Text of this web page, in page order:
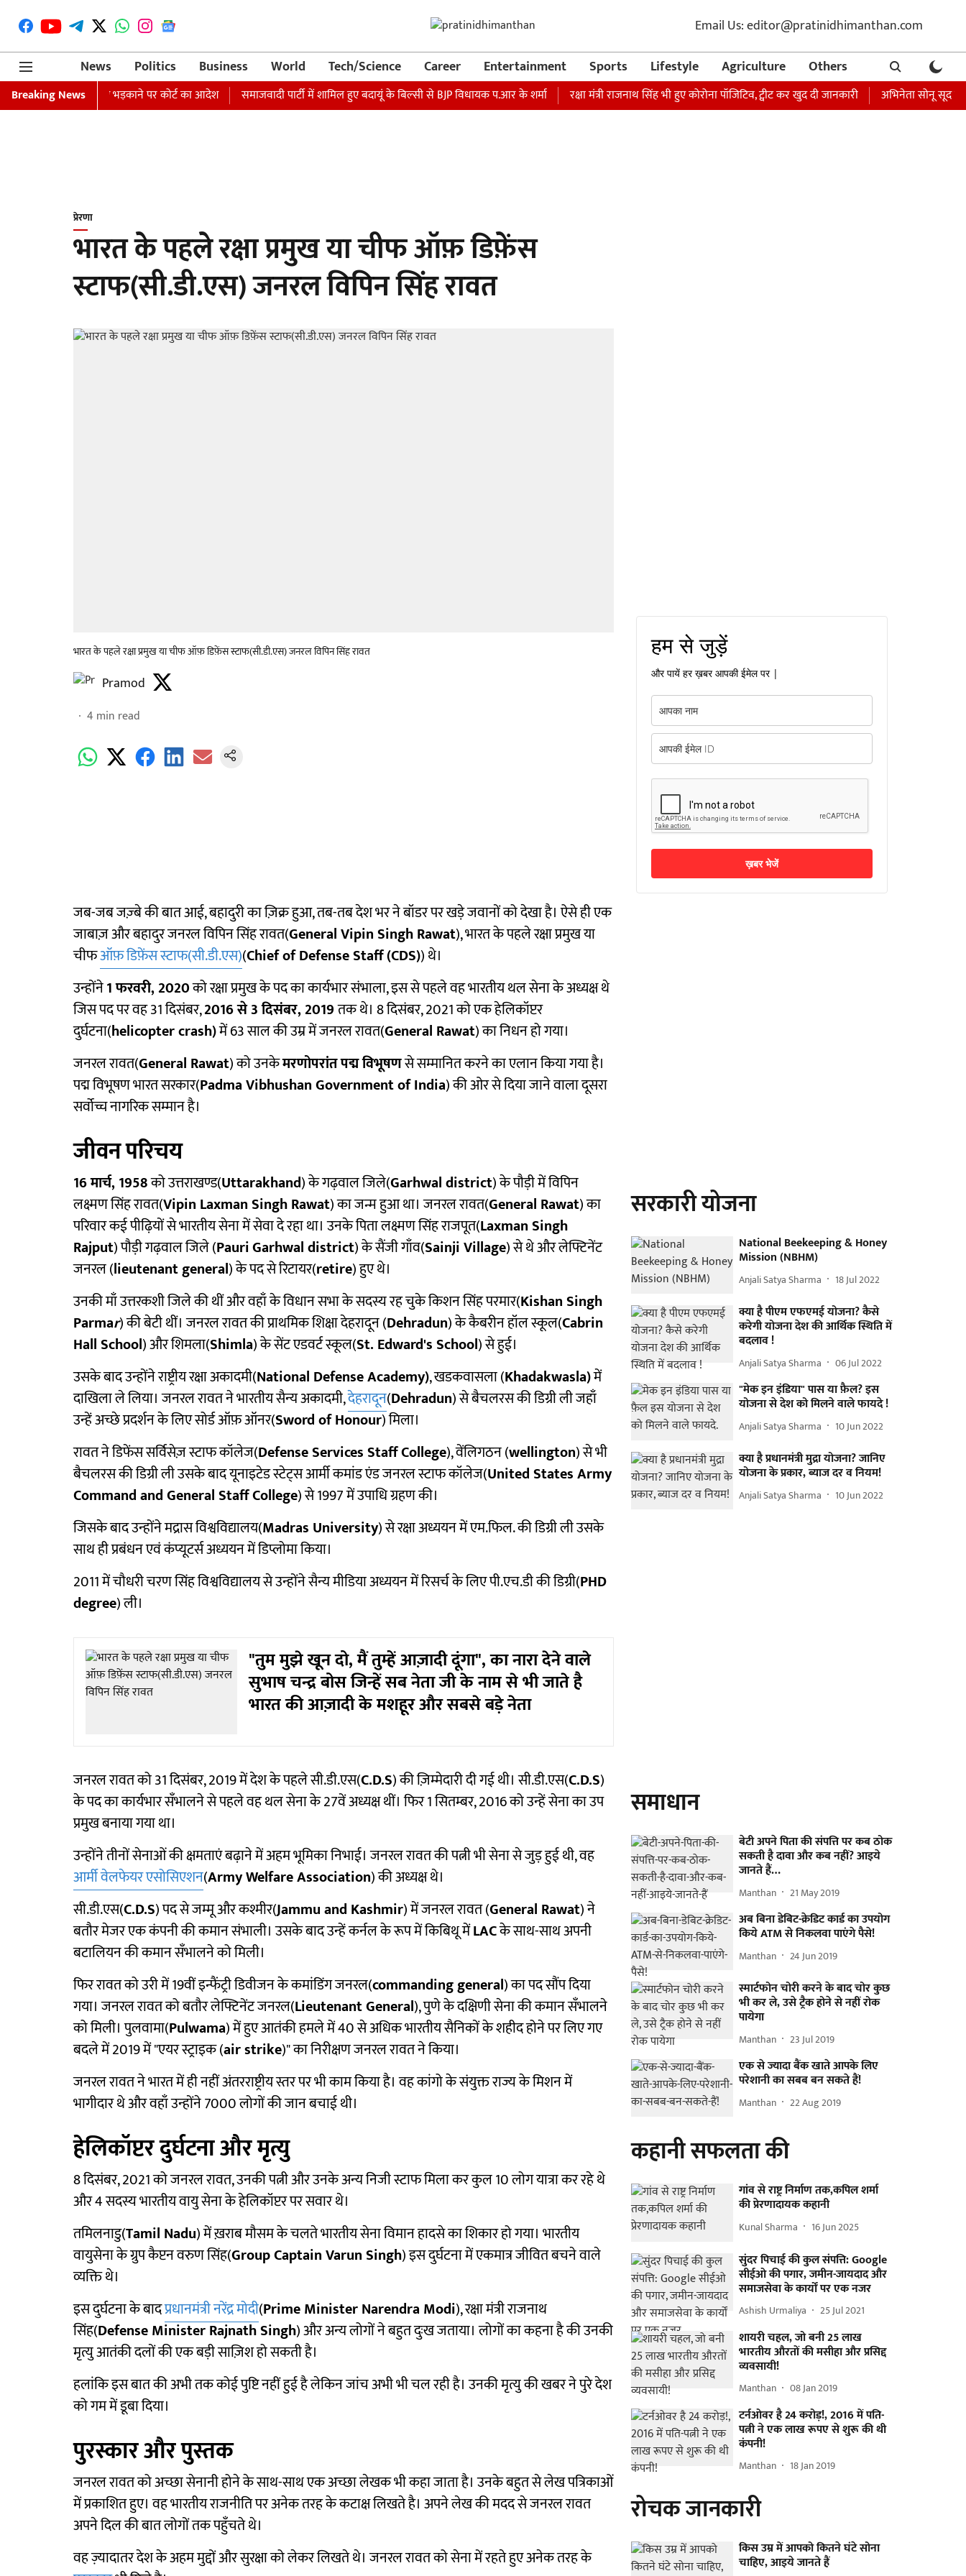
Email Us: editor@pratinidhimanthan.com
News
Politics Business World Tech/Science Career Entertainment Sports Lifestyle Agriculture Others
Breaking News
जारी, धार्मिक भावनाएं भड़काने पर कोर्ट का आदेश समाजवादी पार्टी में शामिल हुए बदायूं के बिल्सी से BJP विधायक प.आर के शर्मा रक्षा मंत्री राजनाथ सिंह भी हुए कोरोना पॉजिटिव, ट्वीट कर खुद दी जानकारी अभिनेता सोनू सूद
प्रेरणा
भारत के पहले रक्षा प्रमुख या चीफ ऑफ़ डिफ़ेंस
स्टाफ(सी.डी.एस) जनरल विपिन सिंह रावत
भारत के पहले रक्षा प्रमुख या चीफ ऑफ़ डिफ़ेंस स्टाफ(सी.डी.एस) जनरल विपिन सिंह रावत
Pramod
4 min read
जब-जब जज़्बे की बात आई, बहादुरी का ज़िक्र हुआ, तब-तब देश भर ने बॉडर पर खड़े जवानों को देखा है। ऐसे ही एक
जाबाज़ और बहादुर जनरल विपिन सिंह रावत(General Vipin Singh Rawat), भारत के पहले रक्षा प्रमुख या
चीफऑफ़ डिफ़ेंस स्टाफ(सी.डी.एस)(Chief of Defense Staff (CDS)) थे।
उन्होंने1 फरवरी, 2020को रक्षा प्रमुख के पद का कार्यभार संभाला, इस से पहले वह भारतीय थल सेना के अध्यक्ष थे
जिस पद पर वह 31 दिसंबर,2016 से 3 दिसंबर, 2019तक थे। 8 दिसंबर, 2021 को एक हेलिकॉप्टर
दुर्घटना(helicopter crash)में 63 साल की उम्र में जनरल रावत(General Rawat) का निधन हो गया।
जनरल रावत(General Rawat) को उनकेमरणोपरांत पद्म विभूषणसे सम्मानित करने का एलान किया गया है।
पद्म विभूषण भारत सरकार(Padma Vibhushan Government of India) की ओर से दिया जाने वाला दूसरा
सर्वोच्च नागरिक सम्मान है।
जीवन परिचय
16 मार्च, 1958को उत्तराखण्ड(Uttarakhand) के गढ़वाल जिले(Garhwal district) के पौड़ी में विपिन
लक्ष्मण सिंह रावत(Vipin Laxman Singh Rawat) का जन्म हुआ था। जनरल रावत(General Rawat) का
परिवार कई पीढ़ियों से भारतीय सेना में सेवा दे रहा था। उनके पिता लक्ष्मण सिंह राजपूत(Laxman Singh
Rajput) पौड़ी गढ़वाल जिले (PauriGarhwal district) के सैंजी गाँव(Sainji Village) से थे और लेफ्टिनेंट
जनरल (lieutenant general) के पद से रिटायर(retire) हुए थे।
उनकी माँ उत्तरकशी जिले की थीं और वहाँ के विधान सभा के सदस्य रह चुके किशन सिंह परमार(Kishan Singh
Parmar) की बेटी थीं। जनरल रावत की प्राथमिक शिक्षा देहरादून (Dehradun) के कैबरीन हॉल स्कूल(Cabrin
Hall School) और शिमला(Shimla) के सेंट एडवर्ट स्कूल(St. Edward's School) से हुई।
उसके बाद उन्होंने राष्ट्रीय रक्षा अकादमी(National Defense Academy), खडकवासला (Khadakwasla)में
दाखिला ले लिया। जनरल रावत ने भारतीय सैन्य अकादमी,देहरादून(Dehradun) से बैचलरस की डिग्री ली जहाँ
उन्हें अच्छे प्रदर्शन के लिए सोर्ड ऑफ़ ऑनर(Sword of Honour) मिला।
रावत ने डिफेंस सर्विसेज़ स्टाफ कॉलेज(Defense Services Staff College), वेंलिगठन (wellington) से भी
बैचलरस की डिग्री ली उसके बाद यूनाइटेड स्टेट्स आर्मी कमांड एंड जनरल स्टाफ कॉलेज(United States Army
Command and General Staff College) से 1997 में उपाधि ग्रहण की।
जिसके बाद उन्होंने मद्रास विश्वविद्यालय(Madras University) से रक्षा अध्ययन में एम.फिल. की डिग्री ली उसके
साथ ही प्रबंधन एवं कंप्यूटर्स अध्ययन में डिप्लोमा किया।
2011 में चौधरी चरण सिंह विश्वविद्यालय से उन्होंने सैन्य मीडिया अध्ययन में रिसर्च के लिए पी.एच.डी की डिग्री(PHD
degree) ली।
"तुम मुझे खून दो, मैं तुम्हें आज़ादी दूंगा", का नारा देने वाले
सुभाष चन्द्र बोस जिन्हें सब नेता जी के नाम से भी जाते है
भारत की आज़ादी के मशहूर और सबसे बड़े नेता
जनरल रावत को 31 दिसंबर, 2019 में देश के पहले सी.डी.एस(C.D.S) की ज़िम्मेदारी दी गई थी। सी.डी.एस(C.D.S)
के पद का कार्यभार सँभालने से पहले वह थल सेना के 27वें अध्यक्ष थीं। फिर 1 सितम्बर, 2016 को उन्हें सेना का उप
प्रमुख बनाया गया था।
उन्होंने तीनों सेनाओं की क्षमताएं बढ़ाने में अहम भूमिका निभाई। जनरल रावत की पत्नी भी सेना से जुड़ हुई थी, वह
आर्मी वेलफेयर एसोसिएशन(Army Welfare Association) की अध्यक्ष थे।
सी.डी.एस(C.D.S) पद से जम्मू और कश्मीर(Jammu and Kashmir) में जनरल रावत (General Rawat) ने
बतौर मेजर एक कंपनी की कमान संभाली। उसके बाद उन्हें कर्नल के रूप में किबिथू मेंLACके साथ-साथ अपनी
बटालियन की कमान सँभालने को मिली।
फिर रावत को उरी में 19वीं इन्फैंट्री डिवीजन के कमांडिंग जनरल(commanding general) का पद सौंप दिया
गया। जनरल रावत को बतौर लेफ्टिनेंट जनरल(Lieutenant General), पुणे के दक्षिणी सेना की कमान सँभालने
को मिली। पुलवामा(Pulwama) में हुए आतंकी हमले में 40 से अधिक भारतीय सैनिकों के शहीद होने पर लिए गए
बदले में 2019 में "एयर स्ट्राइक (air strike)" का निरीक्षण जनरल रावत ने किया।
जनरल रावत ने भारत में ही नहीं अंतरराष्ट्रीय स्तर पर भी काम किया है। वह कांगो के संयुक्त राज्य के मिशन में
भागीदार थे और वहाँ उन्होंने 7000 लोगों की जान बचाई थी।
हेलिकॉप्टर दुर्घटना और मृत्यु
8 दिसंबर, 2021 को जनरल रावत, उनकी पत्नी और उनके अन्य निजी स्टाफ मिला कर कुल 10 लोग यात्रा कर रहे थे
और 4 सदस्य भारतीय वायु सेना के हेलिकॉप्टर पर सवार थे।
तमिलनाडु(Tamil Nadu) में ख़राब मौसम के चलते भारतीय सेना विमान हादसे का शिकार हो गया। भारतीय
वायुसेना के ग्रुप कैप्टन वरुण सिंह(Group Captain Varun Singh) इस दुर्घटना में एकमात्र जीवित बचने वाले
व्यक्ति थे।
इस दुर्घटना के बादप्रधानमंत्री नरेंद्र मोदी(Prime Minister Narendra Modi), रक्षा मंत्री राजनाथ
सिंह(Defense Minister Rajnath Singh) और अन्य लोगों ने बहुत दुःख जताया। लोगों का कहना है की उनकी
मृत्यु आतंकी दलों की एक बड़ी साज़िश हो सकती है।
हलांकि इस बात की अभी तक कोई पुष्टि नहीं हुई है लेकिन जांच अभी भी चल रही है। उनकी मृत्यु की खबर ने पुरे देश
को गम में डूबा दिया।
पुरस्कार और पुस्तक
जनरल रावत को अच्छा सेनानी होने के साथ-साथ एक अच्छा लेखक भी कहा जाता है। उनके बहुत से लेख पत्रिकाओं
में प्रकाशित हुए। वह भारतीय राजनीति पर अनेक तरह के कटाक्ष लिखते है। अपने लेख की मदद से जनरल रावत
अपने दिल की बात लोगों तक पहुँचते थे।
वह ज़्यादातर देश के अहम मुद्दों और सुरक्षा को लेकर लिखते थे। जनरल रावत को सेना में रहते हुए अनेक तरह के
हम से जुड़ें
और पायें हर ख़बर आपकी ईमेल पर |
ख़बर भेजें
सरकारी योजना
National Beekeeping & Honey
Mission (NBHM)
Anjali Satya Sharma 18 Jul 2022
क्या है पीएम एफएमई योजना? कैसे
करेगी योजना देश की आर्थिक स्थिति में
बदलाव !
Anjali Satya Sharma 06 Jul 2022
"मेक इन इंडिया" पास या फ़ैल? इस
योजना से देश को मिलने वाले फायदे !
Anjali Satya Sharma 10 Jun 2022
क्या है प्रधानमंत्री मुद्रा योजना? जानिए
योजना के प्रकार, ब्याज दर व नियम!
Anjali Satya Sharma 10 Jun 2022
समाधान
बेटी अपने पिता की संपत्ति पर कब ठोक
सकती है दावा और कब नहीं? आइये
जानते हैं…
Manthan 21 May 2019
अब बिना डेबिट-क्रेडिट कार्ड का उपयोग
किये ATM से निकलवा पाएंगे पैसे!
Manthan 24 Jun 2019
स्मार्टफोन चोरी करने के बाद चोर कुछ
भी कर ले, उसे ट्रैक होने से नहीं रोक
पायेगा
Manthan 23 Jul 2019
एक से ज्यादा बैंक खाते आपके लिए
परेशानी का सबब बन सकते हैं!
Manthan 22 Aug 2019
कहानी सफलता की
गांव से राष्ट्र निर्माण तक,कपिल शर्मा
की प्रेरणादायक कहानी
Kunal Sharma 16 Jun 2025
सुंदर पिचाई की कुल संपत्ति: Google
सीईओ की पगार, जमीन-जायदाद और
समाजसेवा के कार्यों पर एक नजर
Ashish Urmaliya 25 Jul 2021
शायरी चहल, जो बनी 25 लाख
भारतीय औरतों की मसीहा और प्रसिद्द
व्यवसायी!
Manthan 08 Jan 2019
टर्नओवर है 24 करोड़!, 2016 में पति-
पत्नी ने एक लाख रूपए से शुरू की थी
कंपनी!
Manthan 18 Jan 2019
रोचक जानकारी
किस उम्र में आपको कितने घंटे सोना
चाहिए, आइये जानते हैं